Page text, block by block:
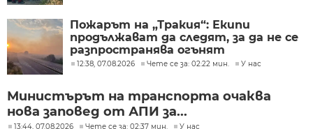
Пожарът на „Тракия“: Екипи
продължават да следят, за да не се
разпространява огънят
12:38, 07.08.2026 Чете се за: 02:22 мин. У нас
Министърът на транспорта очаква
нова заповед от АПИ за...
13:44, 07.08.2026 Чете се за: 02:37 мин. У нас